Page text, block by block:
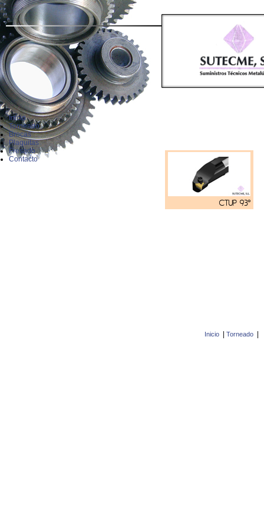
Inicio
Torneado
Brocas
Plaquitas
Fresado
Contacto
Inicio| Torneado|